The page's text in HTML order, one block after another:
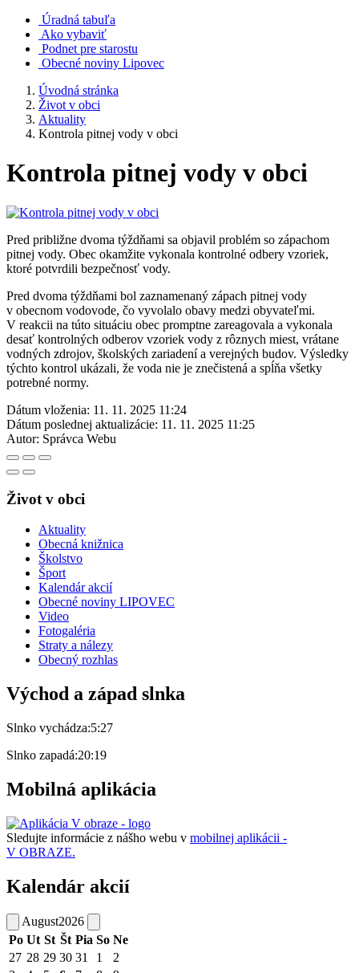
Úradná tabuľa
Ako vybaviť
Podnet pre starostu
Obecné noviny Lipovec
Úvodná stránka
Život v obci
Aktuality
Kontrola pitnej vody v obci
Kontrola pitnej vody v obci
Pred približne dvoma týždňami sa objavil problém so zápachom
pitnej vody. Obec okamžite vykonala kontrolné odbery vzoriek,
ktoré potvrdili bezpečnosť vody.
Pred dvoma týždňami bol zaznamenaný zápach pitnej vody
v obecnom vodovode, čo vyvolalo obavy medzi obyvateľmi.
V reakcii na túto situáciu obec promptne zareagovala a vykonala
desať kontrolných odberov vzoriek vody z rôznych miest, vrátane
vodných zdrojov, školských zariadení a verejných budov. Výsledky
týchto kontrol ukázali, že voda nie je znečistená a spĺňa všetky
potrebné normy.
Dátum vloženia: 11. 11. 2025 11:24
Dátum poslednej aktualizácie: 11. 11. 2025 11:25
Autor: Správca Webu
Život v obci
Aktuality
Obecná knižnica
Školstvo
Šport
Kalendár akcií
Obecné noviny LIPOVEC
Video
Fotogaléria
Straty a nálezy
Obecný rozhlas
Východ a západ slnka
Slnko vychádza:5:27
Slnko zapadá:20:19
Mobilná aplikácia
Sledujte informácie z nášho webu v mobilnej aplikácii -
V OBRAZE.
Kalendár akcií
August2026
Po Ut St Št Pia So Ne
27 28 29 30 31 1
2